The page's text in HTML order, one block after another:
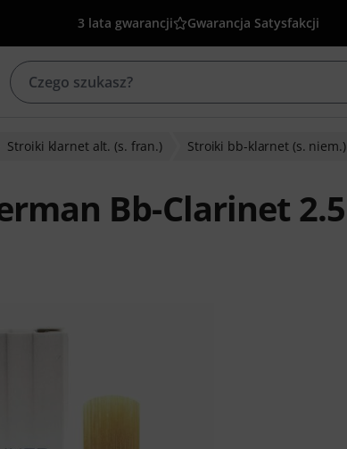
3 lata gwarancji Gwarancja Satysfakcji
Stroiki klarnet alt. (s. fran.) Stroiki bb-klarnet (s. niem.)
Bb-Clarinet 2.5